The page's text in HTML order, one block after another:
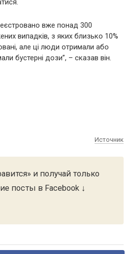
вже понад 300
випадків, з яких близько 10%
але ці люди отримали або
бустерні дози”, – сказав він.
Источник
и получай только
посты в Facebook ↓